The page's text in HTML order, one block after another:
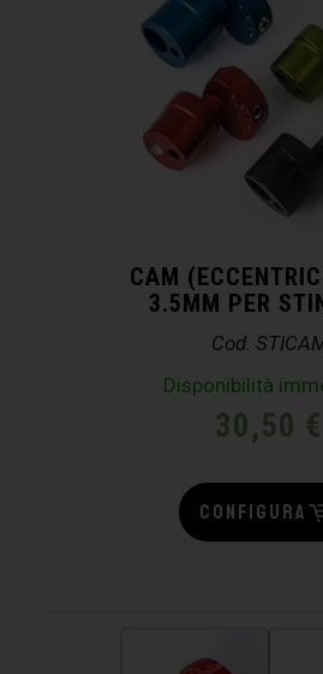
CAM
3.5MM PER
Cod.
Disponibilità
30,50 €
CONFIGURA